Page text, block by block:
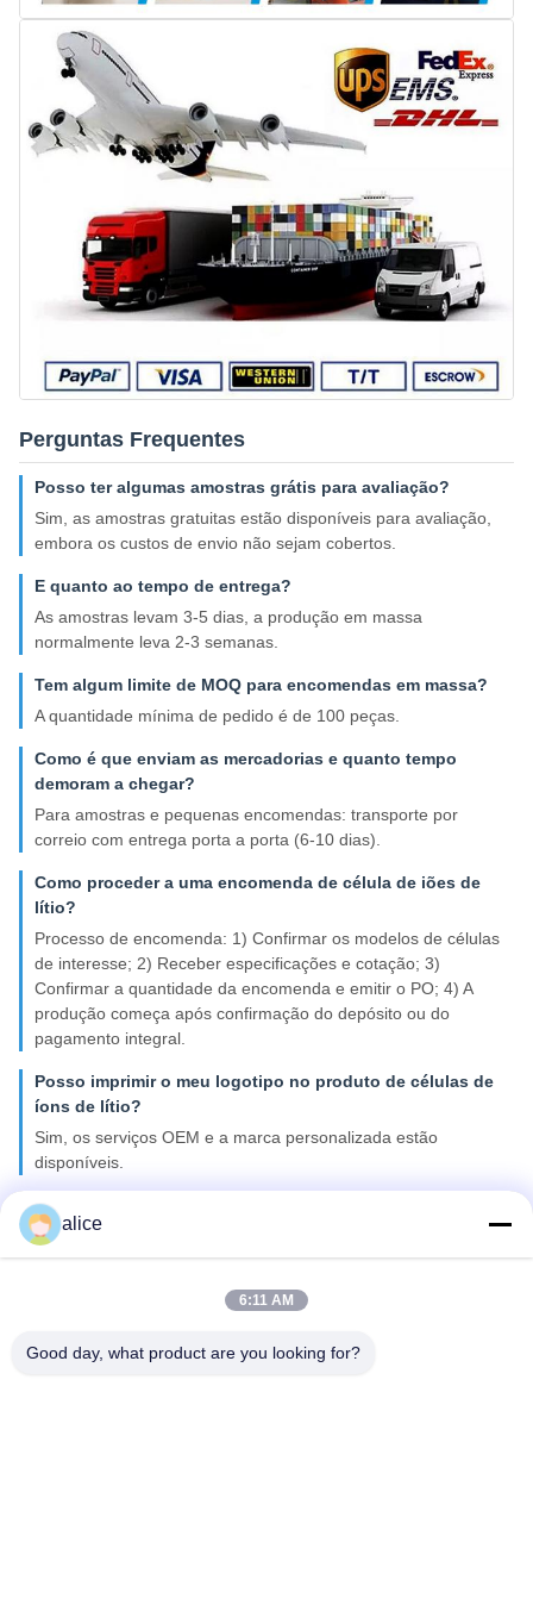
Perguntas Frequentes
Posso ter algumas amostras grátis para avaliação?
Sim, as amostras gratuitas estão disponíveis para avaliação,
embora os custos de envio não sejam cobertos.
E quanto ao tempo de entrega?
As amostras levam 3-5 dias, a produção em massa
normalmente leva 2-3 semanas.
Tem algum limite de MOQ para encomendas em massa?
A quantidade mínima de pedido é de 100 peças.
Como é que enviam as mercadorias e quanto tempo
demoram a chegar?
Para amostras e pequenas encomendas: transporte por
correio com entrega porta a porta (6-10 dias).
Como proceder a uma encomenda de célula de iões de
lítio?
Processo de encomenda: 1) Confirmar os modelos de células
de interesse; 2) Receber especificações e cotação; 3)
Confirmar a quantidade da encomenda e emitir o PO; 4) A
produção começa após confirmação do depósito ou do
pagamento integral.
Posso imprimir o meu logotipo no produto de células de
íons de lítio?
Sim, os serviços OEM e a marca personalizada estão
disponíveis.
Você oferece garantia para os produtos?
Sim, fornecemos uma garantia de 3-5 anos nos nossos
produtos de bateria.
As Baterias Recarregáveis Embalam
alice
6:11 AM
Good day, what product are you looking for?